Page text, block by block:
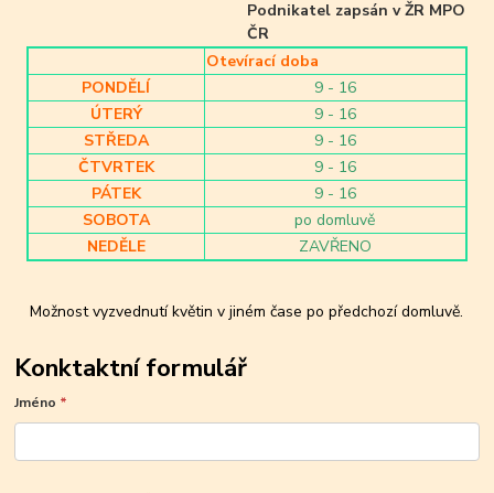
Podnikatel zapsán v ŽR MPO
ČR
Otevírací doba
PONDĚLÍ
9 - 16
ÚTERÝ
9 - 16
STŘEDA
9 - 16
ČTVRTEK
9 - 16
PÁTEK
9 - 16
SOBOTA
po domluvě
NEDĚLE
ZAVŘENO
Možnost vyzvednutí květin v jiném čase po předchozí domluvě.
Konktaktní formulář
Jméno *